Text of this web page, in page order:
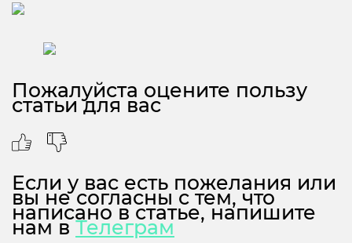
Пожалуйста оцените пользу
статьи для вас
Если у вас есть пожелания или
вы не согласны с тем, что
написано в статье, напишите
нам вТелеграм